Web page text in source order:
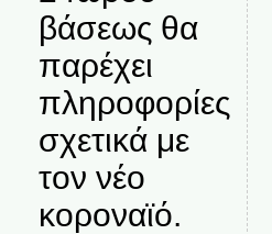
βάσεως θα
παρέχει
πληροφορίες
σχετικά με
τον νέο
κοροναϊό.